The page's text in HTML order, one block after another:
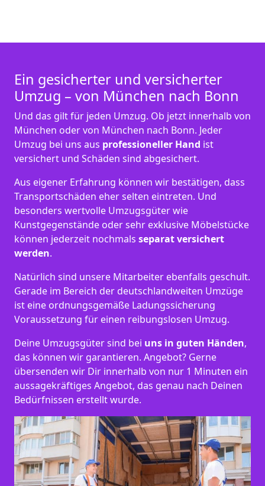
Ein gesicherter und versicherter
Umzug – von München nach Bonn
Und das gilt für jeden Umzug. Ob jetzt innerhalb von
München oder von München nach Bonn. Jeder
Umzug bei uns aus professioneller Hand ist
versichert und Schäden sind abgesichert.
Aus eigener Erfahrung können wir bestätigen, dass
Transportschäden eher selten eintreten. Und
besonders wertvolle Umzugsgüter wie
Kunstgegenstände oder sehr exklusive Möbelstücke
können jederzeit nochmals separat versichert
werden.
Natürlich sind unsere Mitarbeiter ebenfalls geschult.
Gerade im Bereich der deutschlandweiten Umzüge
ist eine ordnungsgemäße Ladungssicherung
Voraussetzung für einen reibungslosen Umzug.
Deine Umzugsgüter sind bei uns in guten Händen,
das können wir garantieren. Angebot? Gerne
übersenden wir Dir innerhalb von nur 1 Minuten ein
aussagekräftiges Angebot, das genau nach Deinen
Bedürfnissen erstellt wurde.